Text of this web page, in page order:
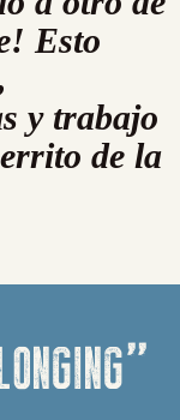
Esto
y trabajo
de la